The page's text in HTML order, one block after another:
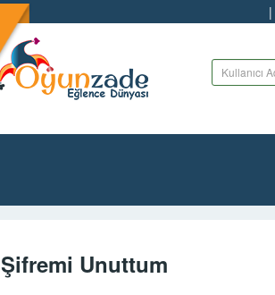
Şifremi Unuttum